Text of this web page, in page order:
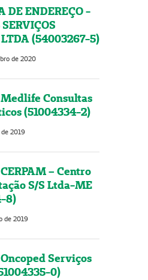
DE ENDEREÇO -
(54003267-5)
de 2020
Consultas
(51004334-2)
2019
– Centro
S/S Ltda-ME
8)
de 2019
Serviços
0)